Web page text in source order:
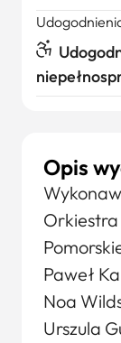
Opis
Paweł
Noa
Urszula